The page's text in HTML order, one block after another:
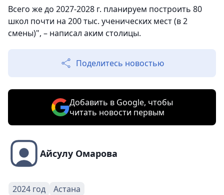
Всего же до 2027-2028 г. планируем построить 80
школ почти на 200 тыс. ученических мест (в 2
смены)", – написал аким столицы.
Поделитесь новостью
Добавить в Google, чтобы
читать новости первым
Айсулу Омарова
2024 год Астана